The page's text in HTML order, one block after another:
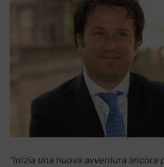
“Inizia una nuova avventura